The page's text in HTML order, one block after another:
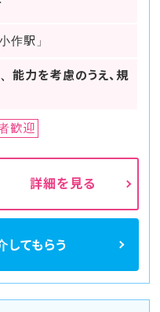
作駅」
能力を考慮のうえ、規
歓迎
詳細を見る
してもらう